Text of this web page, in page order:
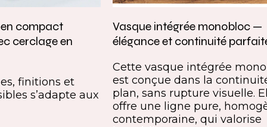
compact
cerclage en
finitions et
s’adapte aux
Vasque intégrée monobloc —
élégance et continuité
Cette vasque intégrée
est conçue dans la
plan, sans rupture visuelle.
offre une ligne pure,
contemporaine, qui valorise